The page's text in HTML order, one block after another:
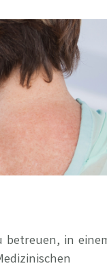
Services
& Antworten
betreuen, in